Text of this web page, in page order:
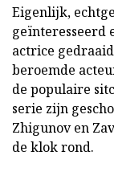
Eigenlijk,
geïnteresseerd
actrice
beroemde
de populaire
serie zijn
Zhigunov en
de klok rond.